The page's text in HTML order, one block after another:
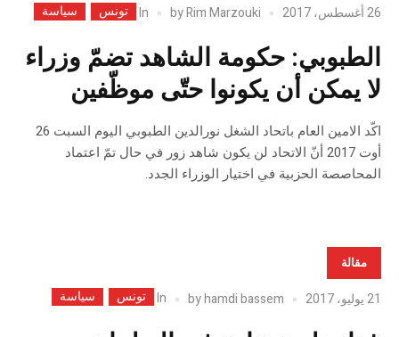
26 أغسطس، 2017 byRim Marzouki
In تونس سياسة
الطبوبي: حكومة الشاهد تضمّ وزراء
لا يمكن أن يكونوا حتّى موظّفين
اكّد الامين العام باتحاد الشغل نورالدين الطبوبي اليوم السبت 26
أوت 2017 أنّ الاتحاد لن يكون شاهد زور في حال تمّ اعتماد
المحاصصة الحزبية في اختيار الوزراء الجدد.
مقالة
21 يوليو، 2017 byhamdi bassem
In تونس سياسة